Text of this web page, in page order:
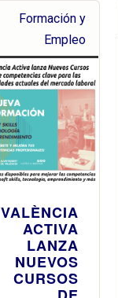
Formación y
Empleo
VALÈNCIA
ACTIVA
LANZA
NUEVOS
CURSOS